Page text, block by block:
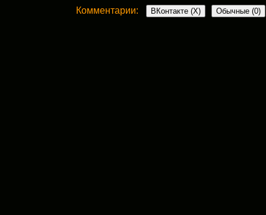
Комментарии: ВКонтакте (X) Обычные (0)